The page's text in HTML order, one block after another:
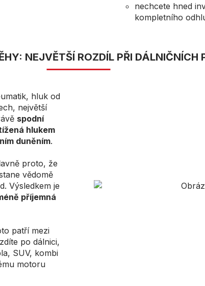
nechcete hned
kompletního
NEJVĚTŠÍ ROZDÍL PŘI DÁLNIČNÍCH
hluk od
největší
spodní
hlukem
duněním.
proto, že
vědomě
Výsledkem je
příjemná
patří mezi
po dálnici,
SUV, kombi
motoru